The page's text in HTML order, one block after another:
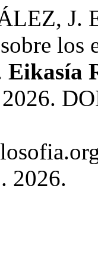
J.
los
Eikasía
2026.